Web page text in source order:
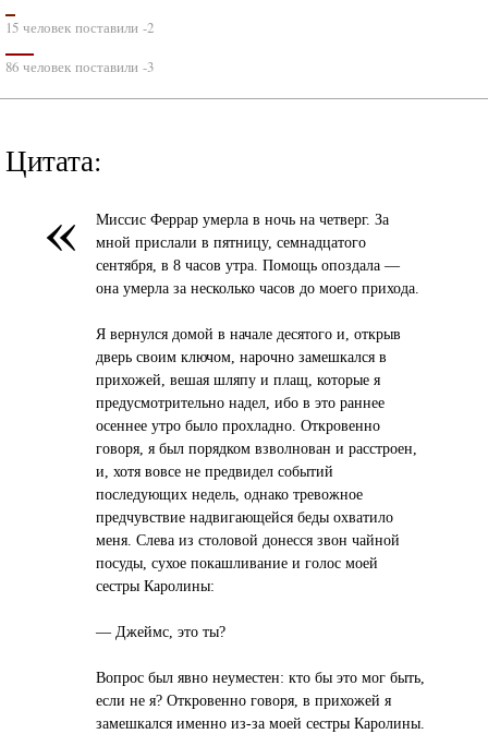
15 человек поставили -2
86 человек поставили -3
Цитата:
«
Миссис Феррар умерла в ночь на четверг. За
мной прислали в пятницу, семнадцатого
сентября, в 8 часов утра. Помощь опоздала —
она умерла за несколько часов до моего прихода.
Я вернулся домой в начале десятого и, открыв
дверь своим ключом, нарочно замешкался в
прихожей, вешая шляпу и плащ, которые я
предусмотрительно надел, ибо в это раннее
осеннее утро было прохладно. Откровенно
говоря, я был порядком взволнован и расстроен,
и, хотя вовсе не предвидел событий
последующих недель, однако тревожное
предчувствие надвигающейся беды охватило
меня. Слева из столовой донесся звон чайной
посуды, сухое покашливание и голос моей
сестры Каролины:
— Джеймс, это ты?
Вопрос был явно неуместен: кто бы это мог быть,
если не я? Откровенно говоря, в прихожей я
замешкался именно из-за моей сестры Каролины.